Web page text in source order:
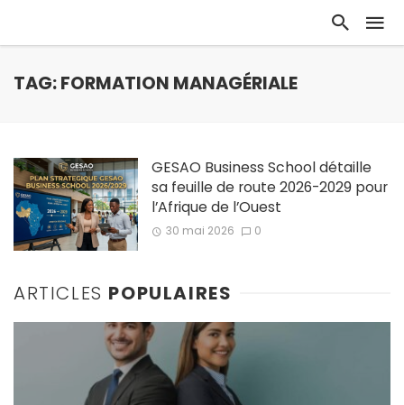
TAG: FORMATION MANAGÉRIALE
GESAO Business School détaille
sa feuille de route 2026-2029 pour
l’Afrique de l’Ouest
30 mai 2026 0
ARTICLES POPULAIRES